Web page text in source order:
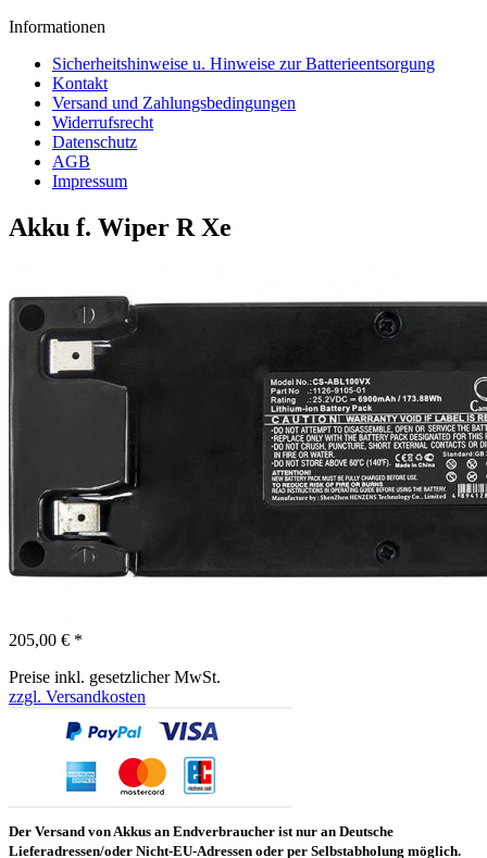
Informationen
Sicherheitshinweise u. Hinweise zur Batterieentsorgung
Kontakt
Versand und Zahlungsbedingungen
Widerrufsrecht
Datenschutz
AGB
Impressum
Akku f. Wiper R Xe
205,00 € *
Preise inkl. gesetzlicher MwSt.
zzgl. Versandkosten
Der Versand von Akkus an Endverbraucher ist nur an Deutsche
Lieferadressen/oder Nicht-EU-Adressen oder per Selbstabholung möglich.